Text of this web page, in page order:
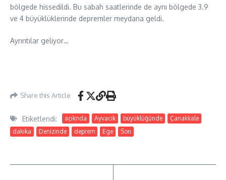
bölgede hissedildi. Bu sabah saatlerinde de aynı bölgede 3.9
ve 4 büyüklüklerinde depremler meydana geldi.
Ayrıntılar geliyor…
Share this Article
Etiketlendi: açıknda Ayvacık büyüklüğünde
Çanakkale
dakika
Denizinde deprem Ege Son